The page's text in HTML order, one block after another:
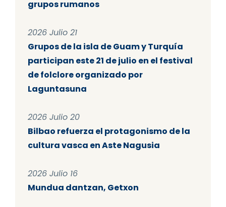
grupos rumanos
2026 Julio 21
Grupos de la isla de Guam y Turquía
participan este 21 de julio en el festival
de folclore organizado por
Laguntasuna
2026 Julio 20
Bilbao refuerza el protagonismo de la
cultura vasca en Aste Nagusia
2026 Julio 16
Mundua dantzan, Getxon